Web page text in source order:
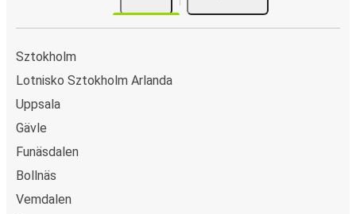
Sztokholm
Lotnisko Sztokholm Arlanda
Uppsala
Gävle
Funäsdalen
Bollnäs
Vemdalen